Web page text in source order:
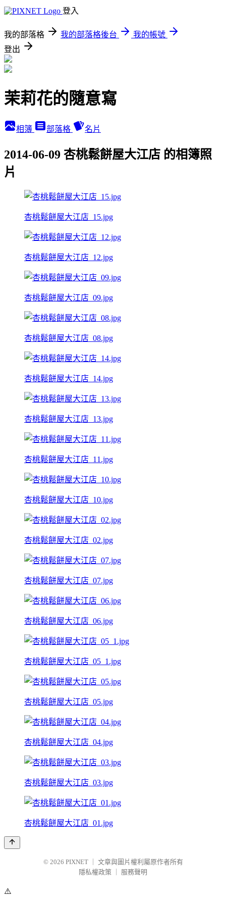
登入
我的部落格 我的部落格後台
我的帳號
登出
茉莉花的隨意寫
相簿 部落格 名片
2014-06-09 杏桃鬆餅屋大江店 的相簿照
片
杏桃鬆餅屋大江店_15.jpg
杏桃鬆餅屋大江店_12.jpg
杏桃鬆餅屋大江店_09.jpg
杏桃鬆餅屋大江店_08.jpg
杏桃鬆餅屋大江店_14.jpg
杏桃鬆餅屋大江店_13.jpg
杏桃鬆餅屋大江店_11.jpg
杏桃鬆餅屋大江店_10.jpg
杏桃鬆餅屋大江店_02.jpg
杏桃鬆餅屋大江店_07.jpg
杏桃鬆餅屋大江店_06.jpg
杏桃鬆餅屋大江店_05_1.jpg
杏桃鬆餅屋大江店_05.jpg
杏桃鬆餅屋大江店_04.jpg
杏桃鬆餅屋大江店_03.jpg
杏桃鬆餅屋大江店_01.jpg
© 2026 PIXNET
文章與圖片權利屬原作者所有
隱私權政策
服務聲明
⚠️